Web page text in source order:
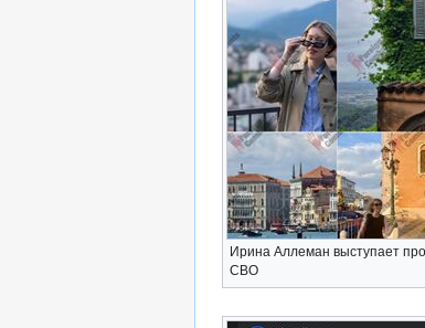
Ирина Аллеман выступает
СВО